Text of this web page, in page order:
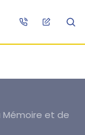
Mémoire et de